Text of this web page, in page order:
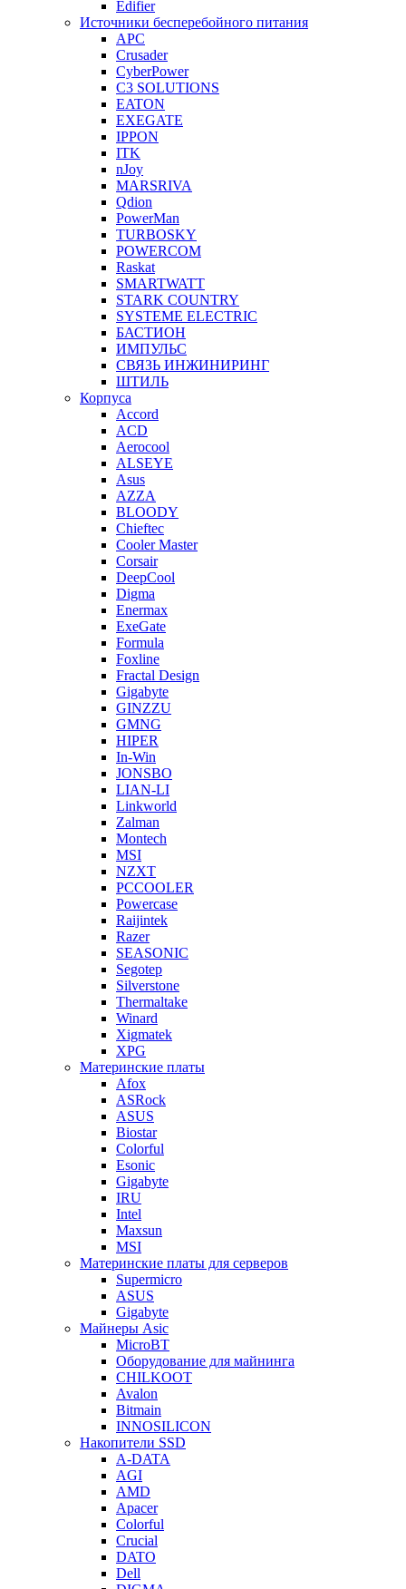
Edifier
Источники бесперебойного питания
APC
Crusader
CyberPower
C3 SOLUTIONS
EATON
EXEGATE
IPPON
ITK
nJoy
MARSRIVA
Qdion
PowerMan
TURBOSKY
POWERCOM
Raskat
SMARTWATT
STARK COUNTRY
SYSTEME ELECTRIC
БАСТИОН
ИМПУЛЬС
СВЯЗЬ ИНЖИНИРИНГ
ШТИЛЬ
Корпуса
Accord
ACD
Aerocool
ALSEYE
Asus
AZZA
BLOODY
Chieftec
Cooler Master
Corsair
DeepCool
Digma
Enermax
ExeGate
Formula
Foxline
Fractal Design
Gigabyte
GINZZU
GMNG
HIPER
In-Win
JONSBO
LIAN-LI
Linkworld
Zalman
Montech
MSI
NZXT
PCCOOLER
Powercase
Raijintek
Razer
SEASONIC
Segotep
Silverstone
Thermaltake
Winard
Xigmatek
XPG
Материнские платы
Afox
ASRock
ASUS
Biostar
Colorful
Esonic
Gigabyte
IRU
Intel
Maxsun
MSI
Материнские платы для серверов
Supermicro
ASUS
Gigabyte
Майнеры Asic
MicroBT
Оборудование для майнинга
CHILKOOT
Avalon
Bitmain
INNOSILICON
Накопители SSD
A-DATA
AGI
AMD
Apacer
Colorful
Crucial
DATO
Dell